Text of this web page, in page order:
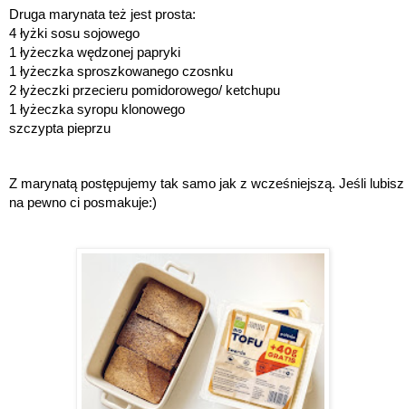
Druga marynata też jest prosta:
4 łyżki sosu sojowego
1 łyżeczka wędzonej papryki
1 łyżeczka sproszkowanego czosnku
2 łyżeczki przecieru pomidorowego/ ketchupu
1 łyżeczka syropu klonowego
szczypta pieprzu
Z marynatą postępujemy tak samo jak z wcześniejszą. Jeśli
na pewno ci posmakuje:)